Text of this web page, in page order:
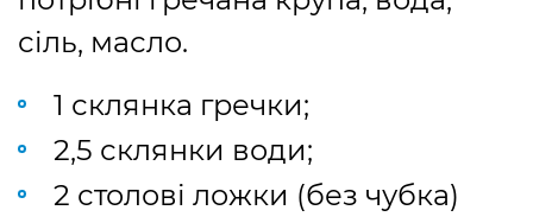
сіль, масло.
1 склянка гречки;
2,5 склянки води;
2 столові ложки (без чубка)